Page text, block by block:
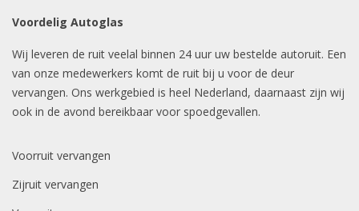
Voordelig Autoglas
Wij leveren de ruit veelal binnen 24 uur uw bestelde autoruit. Een
van onze medewerkers komt de ruit bij u voor de deur
vervangen. Ons werkgebied is heel Nederland, daarnaast zijn wij
ook in de avond bereikbaar voor spoedgevallen.
Voorruit vervangen
Zijruit vervangen